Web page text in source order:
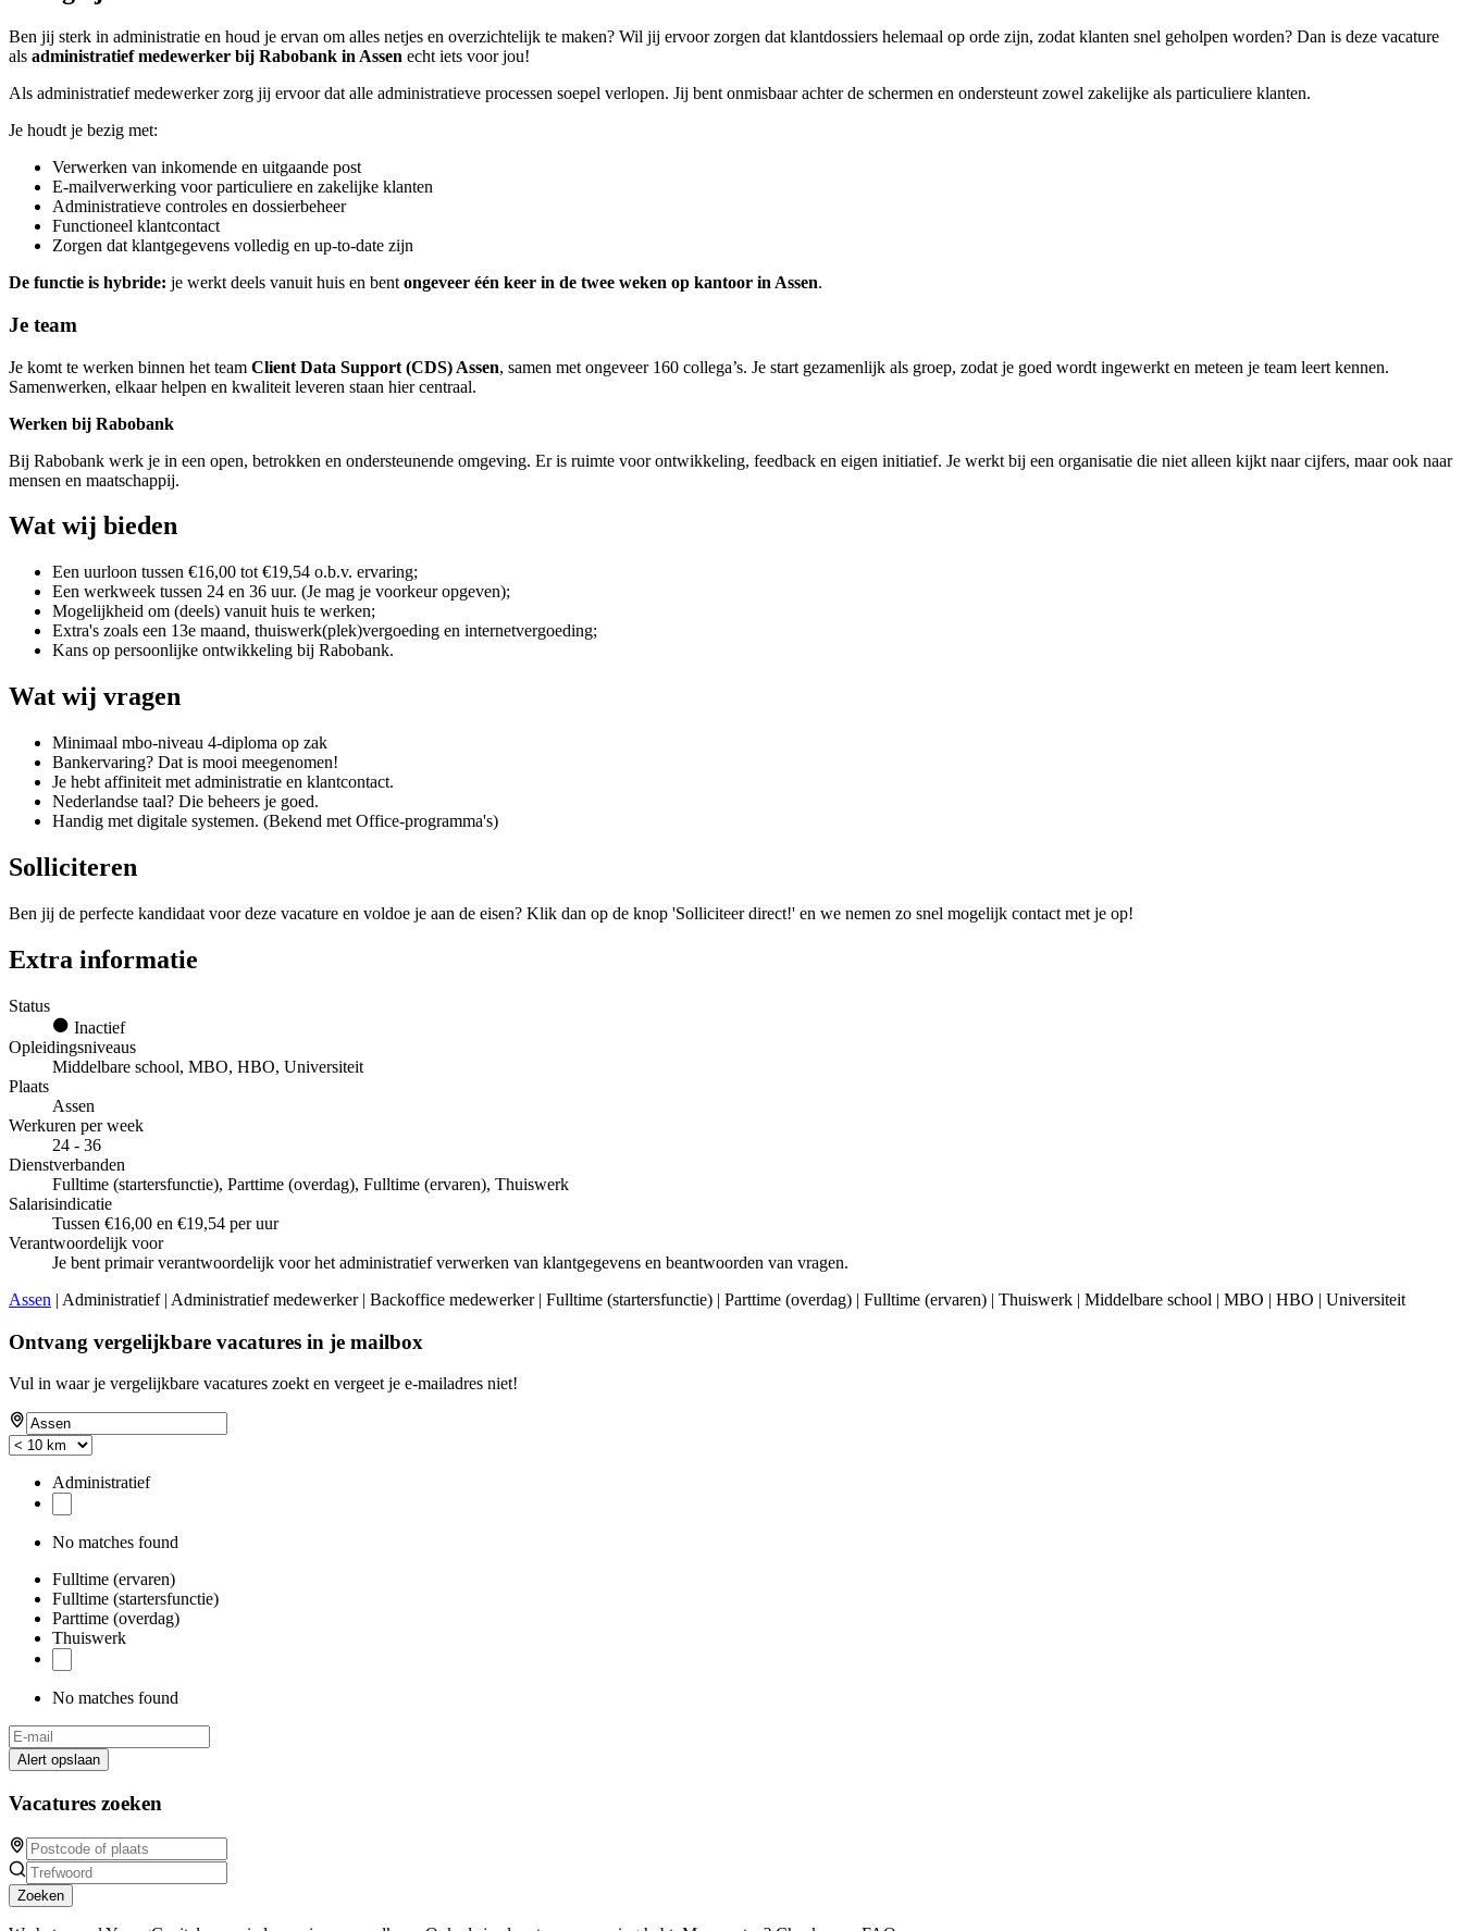
Ben jij sterk in administratie en houd je ervan om alles netjes en overzichtelijk te maken? Wil jij ervoor zorgen dat klantdossiers helemaal op orde zijn, zodat klanten snel geholpen worden? Dan is deze vacature
als administratief medewerker bij Rabobank in Assen echt iets voor jou!
Als administratief medewerker zorg jij ervoor dat alle administratieve processen soepel verlopen. Jij bent onmisbaar achter de schermen en ondersteunt zowel zakelijke als particuliere klanten.
Je houdt je bezig met:
Verwerken van inkomende en uitgaande post
E-mailverwerking voor particuliere en zakelijke klanten
Administratieve controles en dossierbeheer
Functioneel klantcontact
Zorgen dat klantgegevens volledig en up-to-date zijn
De functie is hybride: je werkt deels vanuit huis en bent ongeveer één keer in de twee weken op kantoor in Assen.
Je team
Je komt te werken binnen het team Client Data Support (CDS) Assen, samen met ongeveer 160 collega’s. Je start gezamenlijk als groep, zodat je goed wordt ingewerkt en meteen je team leert kennen.
Samenwerken, elkaar helpen en kwaliteit leveren staan hier centraal.
Werken bij Rabobank
Bij Rabobank werk je in een open, betrokken en ondersteunende omgeving. Er is ruimte voor ontwikkeling, feedback en eigen initiatief. Je werkt bij een organisatie die niet alleen kijkt naar cijfers, maar ook naar
mensen en maatschappij.
Wat wij bieden
Een uurloon tussen €16,00 tot €19,54 o.b.v. ervaring;
Een werkweek tussen 24 en 36 uur. (Je mag je voorkeur opgeven);
Mogelijkheid om (deels) vanuit huis te werken;
Extra's zoals een 13e maand, thuiswerk(plek)vergoeding en internetvergoeding;
Kans op persoonlijke ontwikkeling bij Rabobank.
Wat wij vragen
Minimaal mbo-niveau 4-diploma op zak
Bankervaring? Dat is mooi meegenomen!
Je hebt affiniteit met administratie en klantcontact.
Nederlandse taal? Die beheers je goed.
Handig met digitale systemen. (Bekend met Office-programma's)
Solliciteren
Ben jij de perfecte kandidaat voor deze vacature en voldoe je aan de eisen? Klik dan op de knop 'Solliciteer direct!' en we nemen zo snel mogelijk contact met je op!
Extra informatie
Status
Inactief
Opleidingsniveaus
Middelbare school, MBO, HBO, Universiteit
Plaats
Assen
Werkuren per week
24 - 36
Dienstverbanden
Fulltime (startersfunctie), Parttime (overdag), Fulltime (ervaren), Thuiswerk
Salarisindicatie
Tussen €16,00 en €19,54 per uur
Verantwoordelijk voor
Je bent primair verantwoordelijk voor het administratief verwerken van klantgegevens en beantwoorden van vragen.
Assen | Administratief | Administratief medewerker | Backoffice medewerker | Fulltime (startersfunctie) | Parttime (overdag) | Fulltime (ervaren) | Thuiswerk | Middelbare school | MBO | HBO | Universiteit
Ontvang vergelijkbare vacatures in je mailbox
Vul in waar je vergelijkbare vacatures zoekt en vergeet je e-mailadres niet!
Administratief
No matches found
Fulltime (ervaren)
Fulltime (startersfunctie)
Parttime (overdag)
Thuiswerk
No matches found
Alert opslaan
Vacatures zoeken
Zoeken